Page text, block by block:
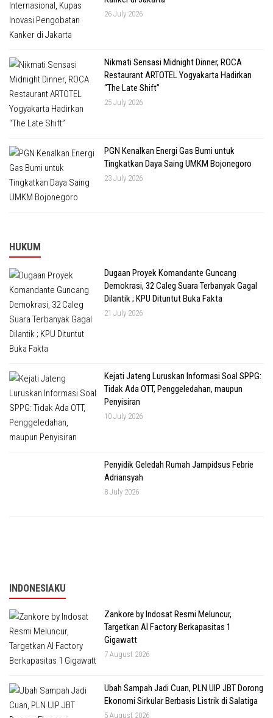
Nikmati Sensasi Midnight Dinner, ROCA
Restaurant ARTOTEL Yogyakarta Hadirkan
“The Late Shift”
PGN Kenalkan Energi Gas Bumi untuk
Tingkatkan Daya Saing UMKM Bojonegoro
HUKUM
Dugaan Proyek Komandante Guncang
Demokrasi, 32 Caleg Suara Terbanyak Gagal
Dilantik ; KPU Dituntut Buka Fakta
Kejati Jateng Luruskan Informasi Soal SPPG:
Tidak Ada OTT, Penggeledahan, maupun
Penyisiran
Penyidik Geledah Rumah Jampidsus Febrie
Adriansyah
Targetkan AI Factory Berkapasitas 1
Gigawatt
7 August 2026
Ekonomi Sirkular Berbasis Listrik di Salatiga
5 August 2026